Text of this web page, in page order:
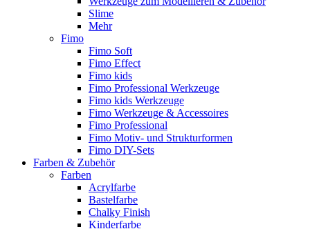
Slime
Mehr
Fimo
Fimo Soft
Fimo Effect
Fimo kids
Fimo Professional Werkzeuge
Fimo kids Werkzeuge
Fimo Werkzeuge & Accessoires
Fimo Professional
Fimo Motiv- und Strukturformen
Fimo DIY-Sets
Farben & Zubehör
Farben
Acrylfarbe
Bastelfarbe
Chalky Finish
Kinderfarbe